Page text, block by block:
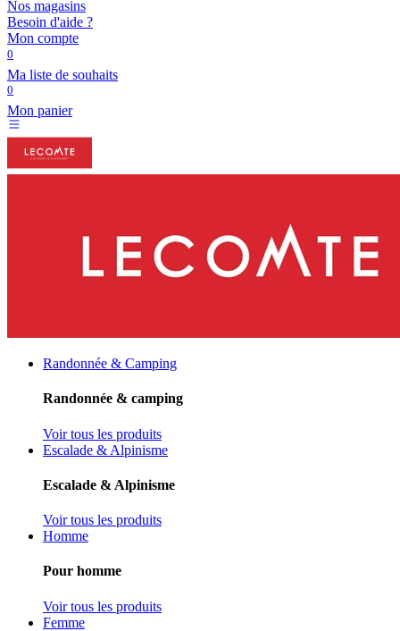
Nos magasins
Besoin d'aide ?
Mon compte
0
Ma liste de souhaits
0
Mon panier
Randonnée & Camping
Randonnée & camping
Voir tous les produits
Escalade & Alpinisme
Escalade & Alpinisme
Voir tous les produits
Homme
Pour homme
Voir tous les produits
Femme